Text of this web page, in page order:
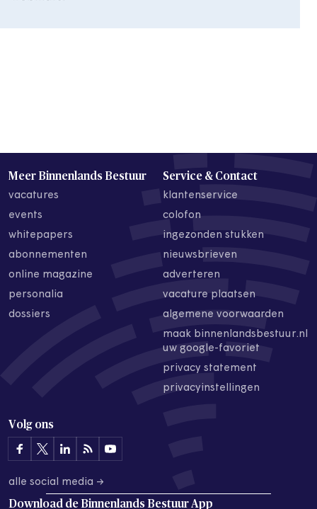
Meer Binnenlands Bestuur
vacatures
events
whitepapers
abonnementen
online magazine
personalia
dossiers
Service & Contact
klantenservice
colofon
ingezonden stukken
nieuwsbrieven
adverteren
vacature plaatsen
algemene voorwaarden
maak binnenlandsbestuur.nl
uw google-favoriet
privacy statement
privacyinstellingen
Volg ons
alle social media →
Download de Binnenlands Bestuur App